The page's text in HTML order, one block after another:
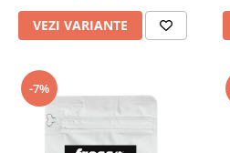
VEZI VARIANTE
-7%